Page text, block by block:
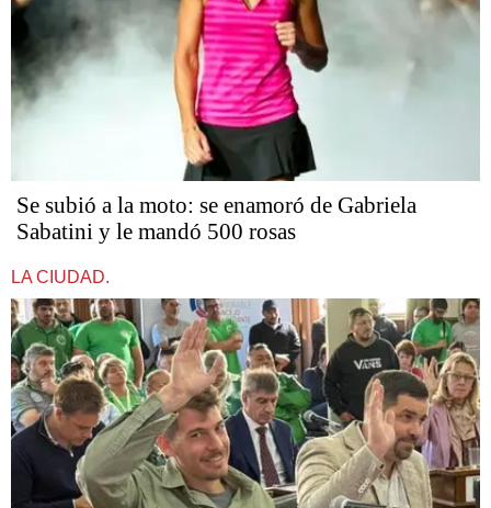
Se subió a la moto: se enamoró de Gabriela
Sabatini y le mandó 500 rosas
LA CIUDAD.